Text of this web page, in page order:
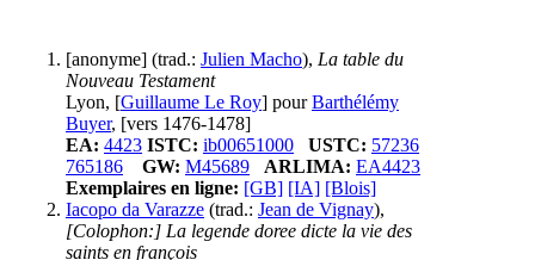
[anonyme] (trad.: Julien Macho), La table du
Nouveau Testament
Lyon, [Guillaume Le Roy] pourBarthélémy
Buyer, [vers 1476-1478]
EA: 4423 ISTC: ib00651000 USTC: 57236
765186
GW: M45689 ARLIMA: EA4423
Exemplaires en ligne: [GB] [IA] [Blois]
Iacopo da Varazze (trad.: Jean de Vignay),
[Colophon:] La legende doree dicte la vie des
saints en françois